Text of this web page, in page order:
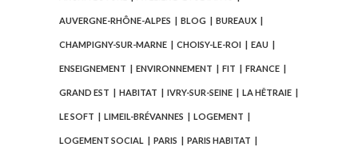
AUVERGNE-RHÔNE-ALPES BLOG BUREAUX
CHAMPIGNY-SUR-MARNE CHOISY-LE-ROI EAU
ENSEIGNEMENT ENVIRONNEMENT FIT FRANCE
GRAND EST HABITAT IVRY-SUR-SEINE LA HÊTRAIE
LE SOFT LIMEIL-BRÉVANNES LOGEMENT
LOGEMENT SOCIAL PARIS PARIS HABITAT